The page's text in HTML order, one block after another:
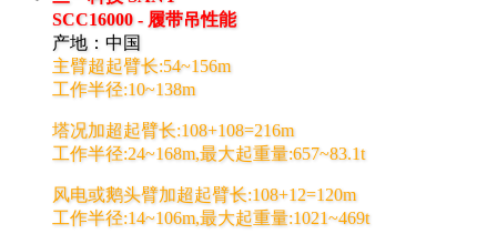
SCC16000 - 履带吊性能
产地：中国
主臂超起臂长:54~156m
工作半径:10~138m
塔况加超起臂长:108+108=216m
工作半径:24~168m,最大起重量:657~83.1t
风电或鹅头臂加超起臂长:108+12=120m
工作半径:14~106m,最大起重量:1021~469t